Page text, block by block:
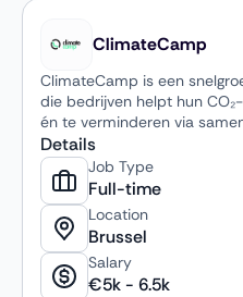
ClimateCamp
ClimateCamp is een
die bedrijven helpt hun
én te verminderen via
waardeketen. Hun platform
datadeling tussen
dan 1.000 aangesloten
investering van €3,5 miljoen
verdere groei en impact
duurzaamheidsrapportage
Details
Job Type
Full-time
Location
Brussel
Salary
€5k - 6.5k